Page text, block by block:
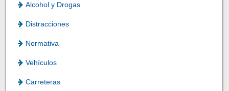
Alcohol y Drogas
Distracciones
Normativa
Vehículos
Carreteras